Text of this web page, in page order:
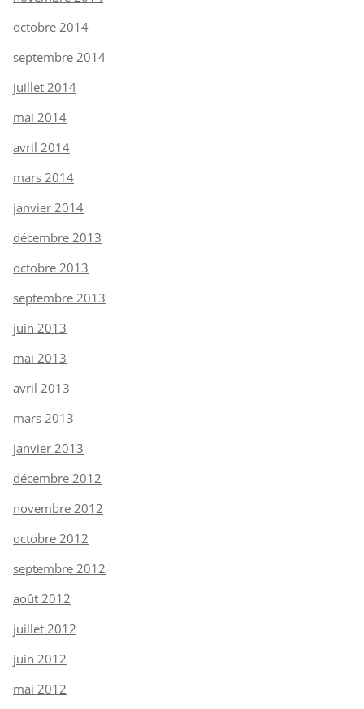
octobre 2014
septembre 2014
juillet 2014
mai 2014
avril 2014
mars 2014
janvier 2014
décembre 2013
octobre 2013
septembre 2013
juin 2013
mai 2013
avril 2013
mars 2013
janvier 2013
décembre 2012
novembre 2012
octobre 2012
septembre 2012
août 2012
juillet 2012
juin 2012
mai 2012